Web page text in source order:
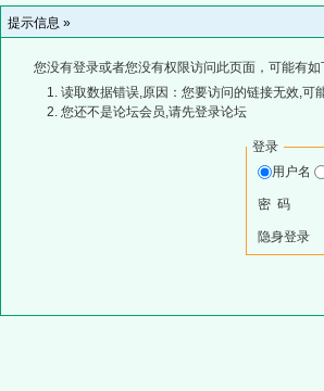
提示信息 »
您没有登录或者您没有权限访问此页面，可能有
读取数据错误,原因：您要访问的链接无效,可
您还不是论坛会员,请先登录论坛
登录
用户名
密 码
隐身登录